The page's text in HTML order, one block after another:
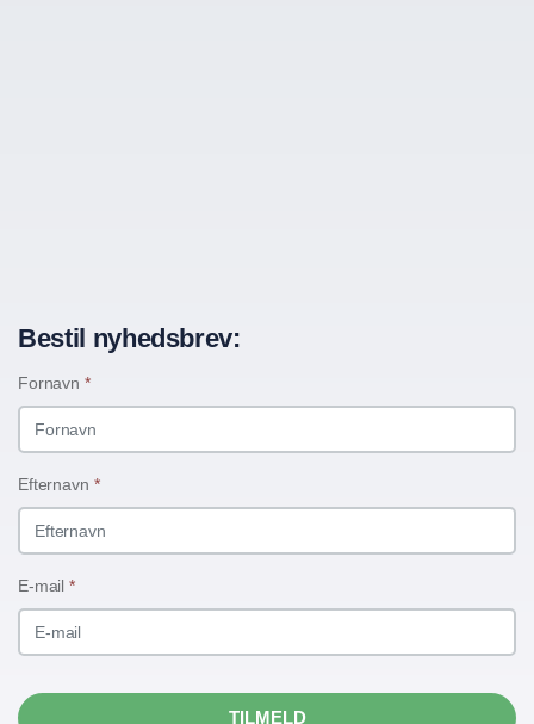
Bestil nyhedsbrev:
Fornavn *
Efternavn *
E-mail *
TILMELD